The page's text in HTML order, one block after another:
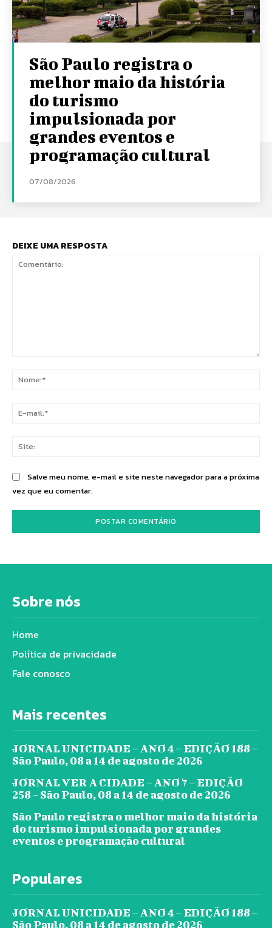
São Paulo registra o
melhor maio da história
do turismo
impulsionada por
grandes eventos e
programação cultural
07/08/2026
DEIXE UMA RESPOSTA
Salve meu nome, e-mail e site neste navegador para a próxima
vez que eu comentar.
Sobre nós
Home
Política de privacidade
Fale conosco
Mais recentes
JORNAL UNICIDADE – ANO 4 – EDIÇÃO 188 –
São Paulo, 08 a 14 de agosto de 2026
JORNAL VER A CIDADE – ANO 7 – EDIÇÃO
258 – São Paulo, 08 a 14 de agosto de 2026
São Paulo registra o melhor maio da história
do turismo impulsionada por grandes
eventos e programação cultural
Populares
JORNAL UNICIDADE – ANO 4 – EDIÇÃO 188 –
São Paulo, 08 a 14 de agosto de 2026